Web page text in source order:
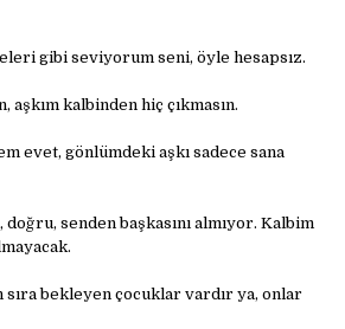
gibi seviyorum seni, öyle hesapsız.
aşkım kalbinden hiç çıkmasın.
evet, gönlümdeki aşkı sadece sana
senden başkasını almıyor. Kalbim
sıra bekleyen çocuklar vardır ya, onlar